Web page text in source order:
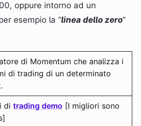
oppure intorno ad un
esempio la “linea dello zero”
di Momentum che analizza i
di trading di un determinato
di trading demo [I migliori sono